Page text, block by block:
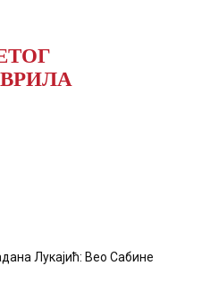
Лукајић: Вео Сабине